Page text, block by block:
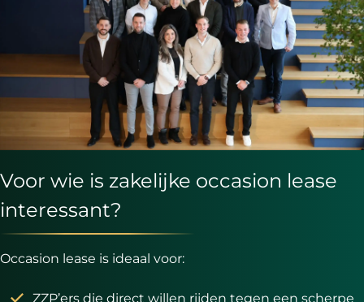
Voor wie is zakelijke occasion lease
interessant?
Occasion lease is ideaal voor:
ZZP’ers die direct willen rijden tegen een scherpe